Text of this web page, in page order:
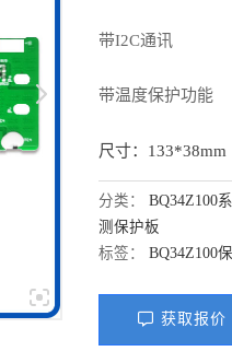
带I2C通讯
带温度保护功能
尺寸：133*38mm
分类： BQ34Z100
测保护板
标签： BQ34Z100
获取报价